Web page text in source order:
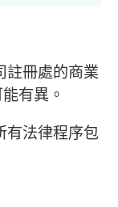
冊處的商業
有異。
有法律程序包